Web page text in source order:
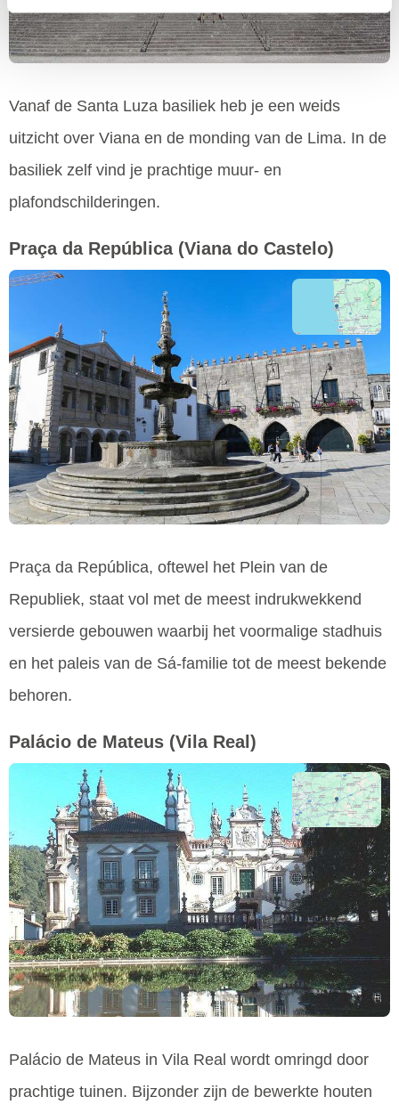
Vanaf de Santa Luza basiliek heb je een weids
uitzicht over Viana en de monding van de Lima. In de
basiliek zelf vind je prachtige muur- en
plafondschilderingen.
Praça da República (Viana do Castelo)
Praça da República, oftewel het Plein van de
Republiek, staat vol met de meest indrukwekkend
versierde gebouwen waarbij het voormalige stadhuis
en het paleis van de Sá-familie tot de meest bekende
behoren.
Palácio de Mateus (Vila Real)
Palácio de Mateus in Vila Real wordt omringd door
prachtige tuinen. Bijzonder zijn de bewerkte houten